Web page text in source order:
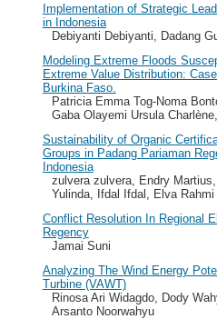
Implementation of Strategic
in Indonesia
Debiyanti Debiyanti, Dadang
Modeling Extreme Floods
Extreme Value Distribution:
Burkina Faso.
Patricia Emma Tog-Noma
Gaba Olayemi Ursula
Sustainability of Organic
Groups in Padang Pariaman
Indonesia
zulvera zulvera, Endry
Yulinda, Ifdal Ifdal, Elva Rahmi
Conflict Resolution In Regional
Regency
Jamai Suni
Analyzing The Wind Energy
Turbine (VAWT)
Rinosa Ari Widagdo, Dody
Arsanto Noorwahyu